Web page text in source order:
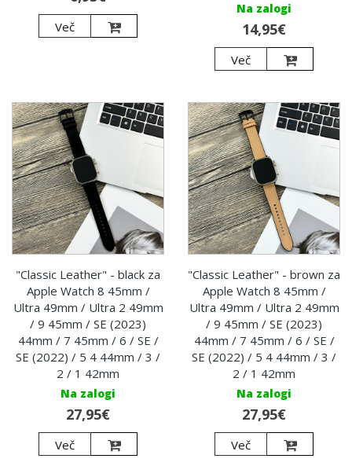
Več
Na zalogi
14,95€
Več
"Classic Leather" - black za
Apple Watch 8 45mm /
Ultra 49mm / Ultra 2 49mm
/ 9 45mm / SE (2023)
44mm / 7 45mm / 6 / SE /
SE (2022) / 5 4 44mm / 3 /
2 / 1 42mm
Na zalogi
27,95€
Več
"Classic Leather" - brown za
Apple Watch 8 45mm /
Ultra 49mm / Ultra 2 49mm
/ 9 45mm / SE (2023)
44mm / 7 45mm / 6 / SE /
SE (2022) / 5 4 44mm / 3 /
2 / 1 42mm
Na zalogi
27,95€
Več